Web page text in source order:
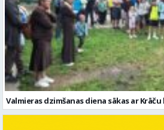
Valmieras dzimšanas diena sākas ar